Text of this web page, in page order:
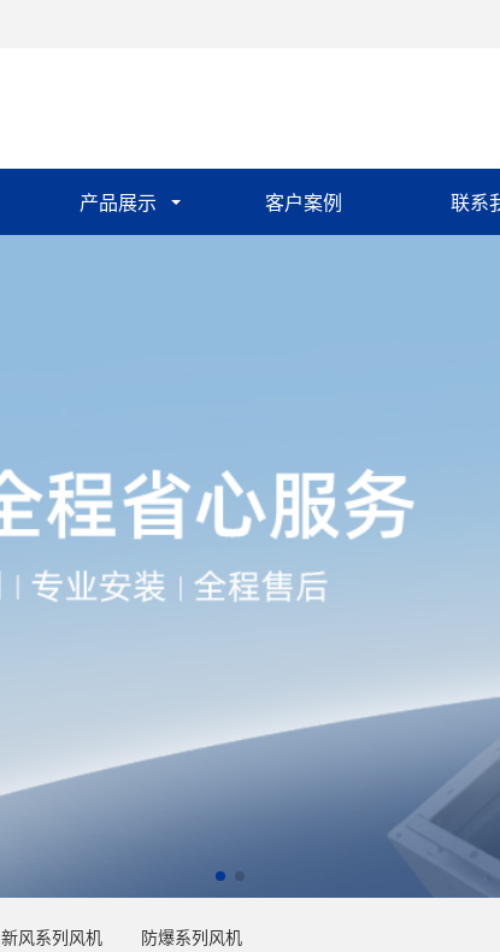
产品展示 客户案例 联系
新风系列风机 防爆系列风机